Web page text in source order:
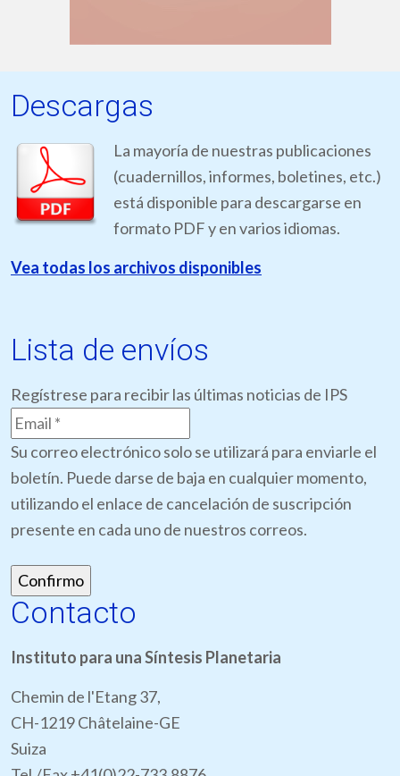
Descargas
La mayoría de nuestras publicaciones
(cuadernillos, informes, boletines, etc.)
está disponible para descargarse en
formato PDF y en varios idiomas.
Vea todas los archivos disponibles
Lista de envíos
Regístrese para recibir las últimas noticias de IPS
Su correo electrónico solo se utilizará para enviarle el
boletín. Puede darse de baja en cualquier momento,
utilizando el enlace de cancelación de suscripción
presente en cada uno de nuestros correos.
Contacto
Instituto para una Síntesis Planetaria
Chemin de l'Etang 37,
CH-1219 Châtelaine-GE
Suiza